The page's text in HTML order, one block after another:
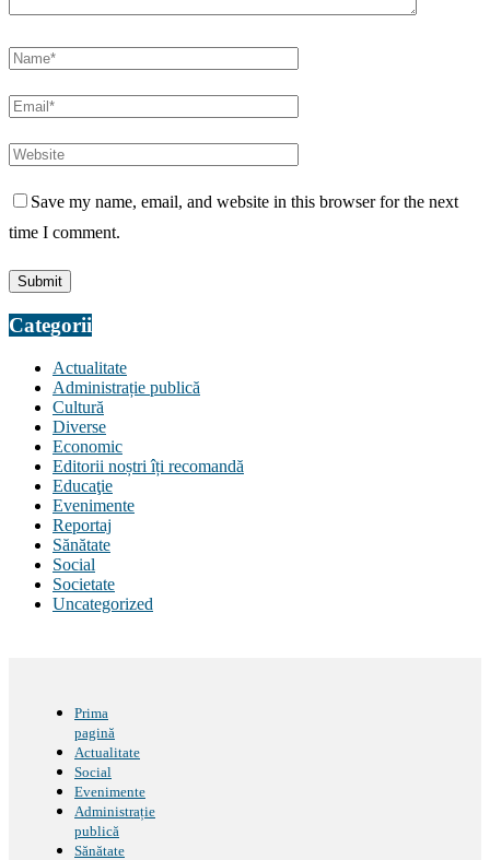
Save my name, email, and website in this browser for the next
time I comment.
Categorii
Actualitate
Administrație publică
Cultură
Diverse
Economic
Editorii noștri îți recomandă
Educaţie
Evenimente
Reportaj
Sănătate
Social
Societate
Uncategorized
Prima
pagină
Actualitate
Social
Evenimente
Administrație
publică
Sănătate